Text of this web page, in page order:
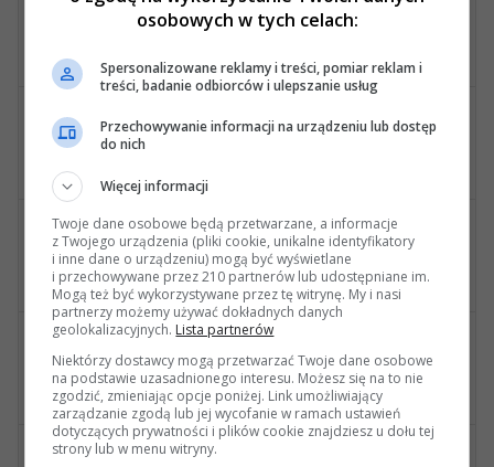
Kupię
Ostatnia wiadomość
Zamienię, oddam za darmo...
Ostatnia wiadomość
Poszukuję
Ostatnia wiadomość : Kupię poduszkę powietrzn... dnia 13 Października 2025, 08:26 51s
Aukcje i oferty
Ciekawe aukcje i oferty znalezione w Internecie.
Ostatnia wiadomość: Odp: Mercedes E 350 CDI ... dnia 08 Listopada 2020, 16:30 35s
Reklamy i ogłoszenia
osobowych w tych celach:
Spersonalizowane reklamy i treści, pomiar reklam i
treści, badanie odbiorców i ulepszanie usług
Przechowywanie informacji na urządzeniu lub dostęp
do nich
Więcej informacji
Twoje dane osobowe będą przetwarzane, a informacje
z Twojego urządzenia (pliki cookie, unikalne identyfikatory
i inne dane o urządzeniu) mogą być wyświetlane
i przechowywane przez 210 partnerów lub udostępniane im.
Mogą też być wykorzystywane przez tę witrynę. My i nasi
partnerzy możemy używać dokładnych danych
geolokalizacyjnych. Lista partnerów
Niektórzy dostawcy mogą przetwarzać Twoje dane osobowe
na podstawie uzasadnionego interesu. Możesz się na to nie
zgodzić, zmieniając opcje poniżej. Link umożliwiający
zarządzanie zgodą lub jej wycofanie w ramach ustawień
dotyczących prywatności i plików cookie znajdziesz u dołu tej
strony lub w menu witryny.